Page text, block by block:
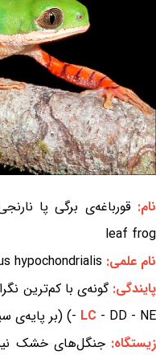
نام:
leaf frog
نام علمی: hypochondrialis
پایندگی:
- LC - DD - NE) (بر پایه‌ی سیاهه‌ی سرخ IUCN)
زیستگاه:جنگل‌های خشک